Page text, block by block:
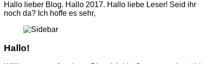
Hallo lieber Blog. Hallo 2017. Hallo liebe Leser! Seid ihr
noch da? Ich hoffe es sehr,
Hallo!